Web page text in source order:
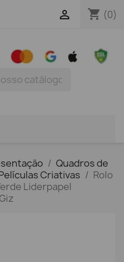
shopping_cart (0)

Quadros de
Criativas
Rolo
Liderpapel